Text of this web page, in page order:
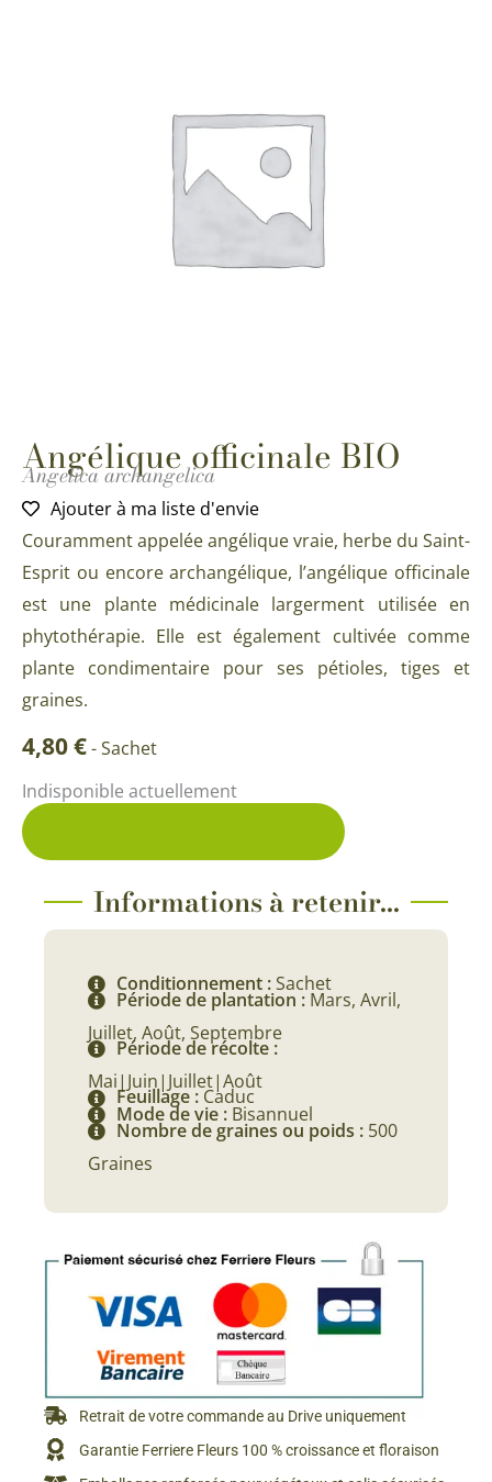
Angélique officinale BIO
Angelica archangelica
Ajouter à ma liste d'envie
Couramment appelée angélique vraie, herbe du Saint-
Esprit ou encore archangélique, l’angélique officinale
est une plante médicinale largerment utilisée en
phytothérapie. Elle est également cultivée comme
plante condimentaire pour ses pétioles, tiges et
graines.
4,80€-Sachet
Indisponible actuellement
Informations à retenir...
Conditionnement :Sachet
Période de plantation : Mars, Avril,
Juillet, Août, Septembre
Période de récolte :
Mai|Juin|Juillet|Août
Feuillage : Caduc
Mode de vie : Bisannuel
Nombre de graines ou poids : 500
Graines
Retrait de votre commande au Drive uniquement
Garantie Ferriere Fleurs 100 % croissance et floraison